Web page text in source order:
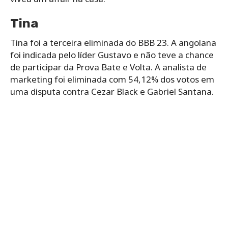
Tina
Tina foi a terceira eliminada do BBB 23. A angolana
foi indicada pelo líder Gustavo e não teve a chance
de participar da Prova Bate e Volta. A analista de
marketing foi eliminada com 54,12% dos votos em
uma disputa contra Cezar Black e Gabriel Santana.